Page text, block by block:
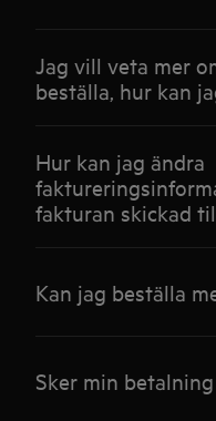
Jag vill veta mer
beställa, hur kan
Hur kan jag ändra
fakturan skickad
Kan jag beställa
Sker min